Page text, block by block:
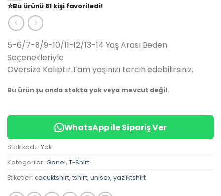
⭐️Bu ürünü 81 kişi favoriledi!
🛒39 kişisepetine ekledi!
✅ Bugün 14 adet
5-6/7-8/9-10/11-12/13-14 Yaş Arası Beden
Seçenekleriyle
Oversize Kalıptır.Tam yaşınızı tercih edebilirsiniz.
Bu ürün şu anda stokta yok veya mevcut değil.
WhatsApp ile Sipariş Ver
Stok kodu: Yok
Kategoriler: Genel, T-Shirt
Etiketler: cocuktshirt, tshirt, unisex, yazliktshirt